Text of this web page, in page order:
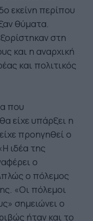
εκείνη περίπου
θύματα.
στη
και η αναρχική
και πολιτικός
που
είχε υπάρξει η
προηγηθεί ο
ιδέα της
ο
ο πόλεμος
«Οι πόλεμοι
σημειώνει ο
ήταν και το